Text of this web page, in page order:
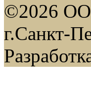
©2026
г.Санкт-